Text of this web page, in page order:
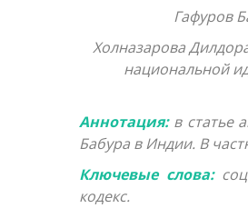
Гафуров
Холназарова
национальной
Аннотация:в статье
Бабура в Индии. В
Ключевые слова:
кодекс.